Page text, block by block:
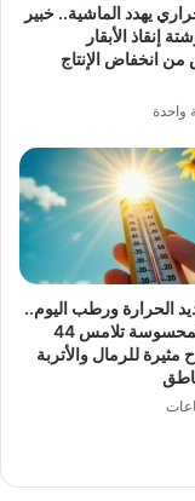
يهدد الماشية.. خبير
إنقاذ الأبقار
انخفاض الإنتاج
واحدة
الحرارة ورطب اليوم..
الحرارة المحسوسة تلامس 44
مثيرة للرمال والأتربة